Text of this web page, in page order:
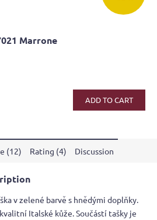
Marrone
ADD TO CART
(12) Rating (4) Discussion
v zelené barvě s hnědými doplňky.
Italské kůže. Součástí tašky je